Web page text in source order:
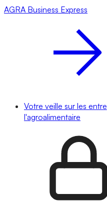
AGRA Business Express
Votre veille sur les
l'agroalimentaire